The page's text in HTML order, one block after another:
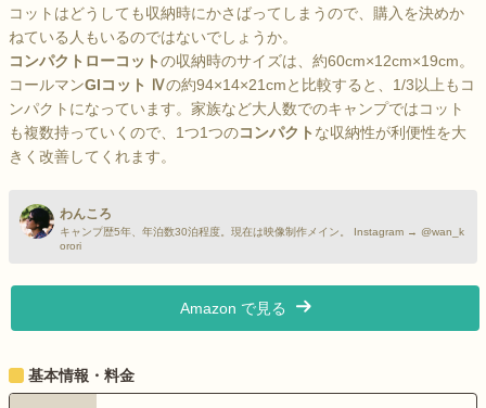
コットはどうしても収納時にかさばってしまうので、購入を決めか
ねている人もいるのではないでしょうか。
コンパクトローコットの収納時のサイズは、約60cm×12cm×19cm。
コールマンGIコット Ⅳの約94×14×21cmと比較すると、1/3以上もコ
ンパクトになっています。家族など大人数でのキャンプではコット
も複数持っていくので、1つ1つのコンパクト な収納性が利便性を大
きく改善してくれます。
わんころ
キャンプ歴5年、年泊数30泊程度。現在は映像制作メイン。 Instagram → @wan_k
orori
Amazon で見る
基本情報・料金